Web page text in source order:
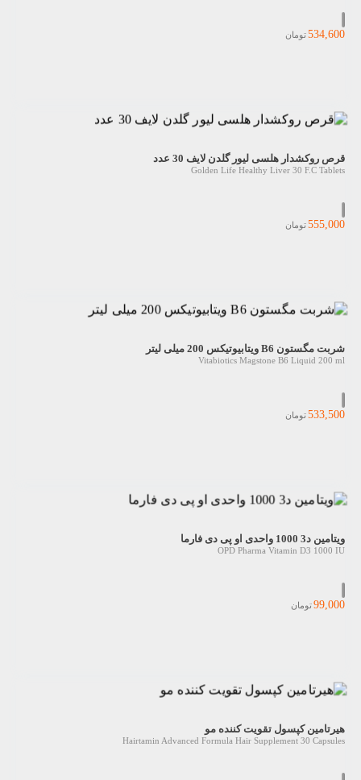
534,600تومان
قرص روکشدار هلسی لیور گلدن لایف 30 عدد
Golden Life Healthy Liver 30 F.C Tablets
555,000تومان
شربت مگستون B6 ویتابیوتیکس 200 میلی لیتر
Vitabiotics Magstone B6 Liquid 200 ml
533,500تومان
ویتامین د3 1000 واحدی او پی دی فارما
OPD Pharma Vitamin D3 1000 IU
99,000تومان
هیرتامین کپسول تقویت کننده مو
Hairtamin Advanced Formula Hair Supplement 30 Capsules